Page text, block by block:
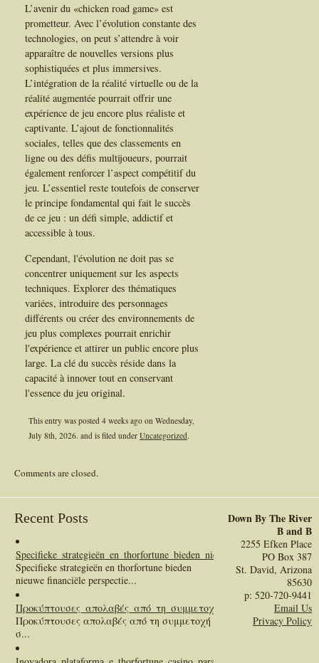
L’avenir du «chicken road game» est
prometteur. Avec l’évolution constante des
technologies, on peut s’attendre à voir
apparaître de nouvelles versions plus
sophistiquées et plus immersives.
L’intégration de la réalité virtuelle ou de la
réalité augmentée pourrait offrir une
expérience de jeu encore plus réaliste et
captivante. L’ajout de fonctionnalités
sociales, telles que des classements en
ligne ou des défis multijoueurs, pourrait
également renforcer l’aspect compétitif du
jeu. L’essentiel reste toutefois de conserver
le principe fondamental qui fait le succès
de ce jeu : un défi simple, addictif et
accessible à tous.
Cependant, l'évolution ne doit pas se
concentrer uniquement sur les aspects
techniques. Explorer des thématiques
variées, introduire des personnages
différents ou créer des environnements de
jeu plus complexes pourrait enrichir
l'expérience et attirer un public encore plus
large. La clé du succès réside dans la
capacité à innover tout en conservant
l'essence du jeu original.
This entry was posted 4 weeks ago on Wednesday,
July 8th, 2026. and is filed under Uncategorized.
Comments are closed.
Recent Posts
Specifieke strategieën en thorfortune bieden
nieuwe financiële perspectie...
Προκύπτουσες_απολαβές_από_τη_συμμετοχή_σας
Προκύπτουσες απολαβές από τη συμμετοχή
σ...
Down By The River
B and B
2255 Efken Place
PO Box 387
St. David, Arizona
85630
p: 520-720-9441
Email Us
Privacy Policy